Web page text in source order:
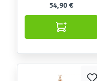
54,90 €